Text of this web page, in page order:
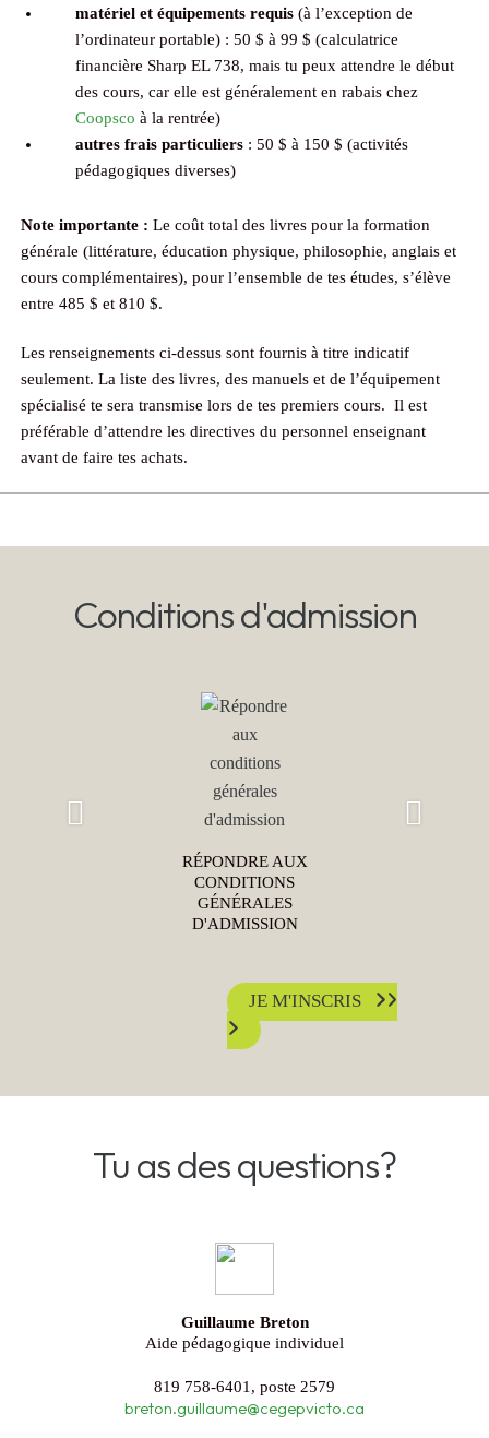
matériel et équipements requis (à l’exception de
l’ordinateur portable) : 50 $ à 99 $ (calculatrice
financière Sharp EL 738, mais tu peux attendre le début
des cours, car elle est généralement en rabais chez
Coopsco à la rentrée)
autres frais particuliers : 50 $ à 150 $ (activités
pédagogiques diverses)
Note importante : Le coût total des livres pour la formation
générale (littérature, éducation physique, philosophie, anglais et
cours complémentaires), pour l’ensemble de tes études, s’élève
entre 485 $ et 810 $.
Les renseignements ci-dessus sont fournis à titre indicatif
seulement. La liste des livres, des manuels et de l’équipement
spécialisé te sera transmise lors de tes premiers cours. Il est
préférable d’attendre les directives du personnel enseignant
avant de faire tes achats.
Conditions d'admission
RÉPONDRE AUX
CONDITIONS
GÉNÉRALES
D'ADMISSION
JE M'INSCRIS
Tu as des questions?
Guillaume Breton
Aide pédagogique individuel
819 758-6401, poste 2579
breton.guillaume@cegepvicto.ca